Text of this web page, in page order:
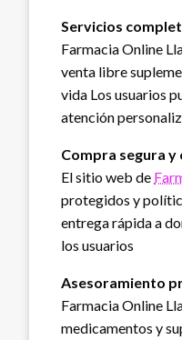
Servicios
Farmacia Online
venta libre
vida Los usuarios
atención
Compra segura y
El sitio web de
protegidos y
entrega rápida a
los usuarios
Asesoramiento
Farmacia Online
medicamentos y